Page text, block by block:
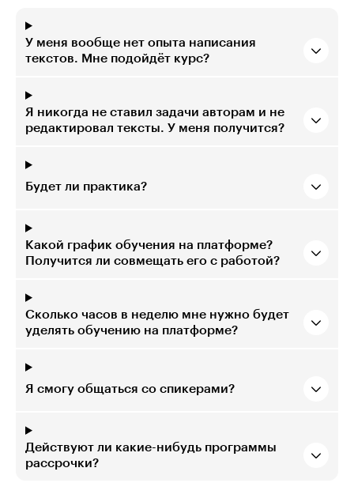
У меня вообще нет опыта написания
текстов. Мне подойдёт курс?
Я никогда не ставил задачи авторам и не
редактировал тексты. У меня получится?
Будет ли практика?
Какой график обучения на платформе?
Получится ли совмещать его с работой?
Сколько часов в неделю мне нужно будет
уделять обучению на платформе?
Я смогу общаться со спикерами?
Действуют ли какие-нибудь программы
рассрочки?